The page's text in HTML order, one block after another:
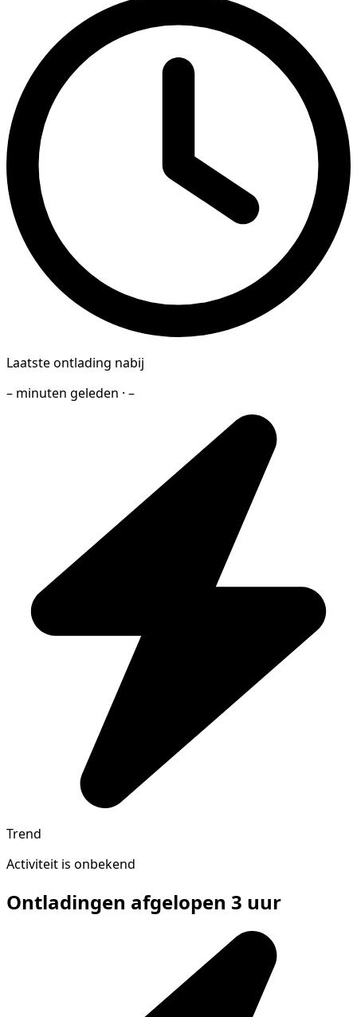
Laatste ontlading nabij
– minuten geleden · –
Trend
Activiteit is onbekend
Ontladingen afgelopen 3 uur